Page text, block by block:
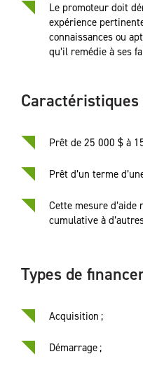
Le promoteur doit
expérience
connaissances ou
qu’il remédie à ses
Prêt de 25 000 $ à
Prêt d’un terme
Cette mesure d’aide
cumulative à
Types de
Acquisition ;
Démarrage ;